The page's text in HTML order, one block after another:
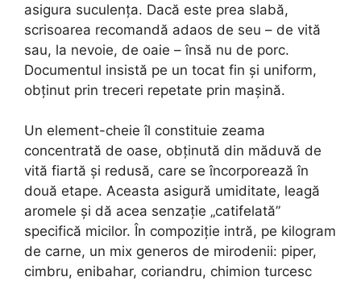
asigura suculența. Dacă este prea slabă,
scrisoarea recomandă adaos de seu – de vită
sau, la nevoie, de oaie – însă nu de porc.
Documentul insistă pe un tocat fin și uniform,
obținut prin treceri repetate prin mașină.
Un element-cheie îl constituie zeama
concentrată de oase, obținută din măduvă de
vită fiartă și redusă, care se încorporează în
două etape. Aceasta asigură umiditate, leagă
aromele și dă acea senzație „catifelată”
specifică micilor. În compoziție intră, pe kilogram
de carne, un mix generos de mirodenii: piper,
cimbru, enibahar, coriandru, chimion turcesc